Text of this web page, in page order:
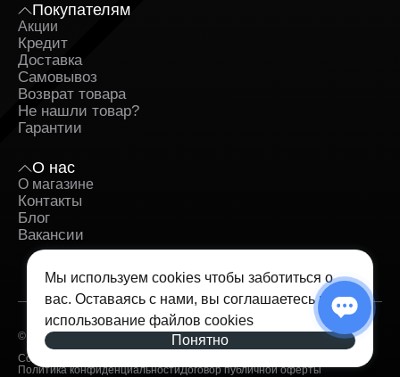
Мы используем cookies чтобы заботиться о
вас. Оставаясь с нами, вы соглашаетесь на
использование файлов cookies
Понятно
Покупателям
Акции
Кредит
Доставка
Самовывоз
Возврат товара
Не нашли товар?
Гарантии
О нас
О магазине
Контакты
Блог
Вакансии
© 2026 — iSpace. Все права защищены.
Согласие на обработку персональных данных
Политика конфиденциальностиДоговор публичной оферты